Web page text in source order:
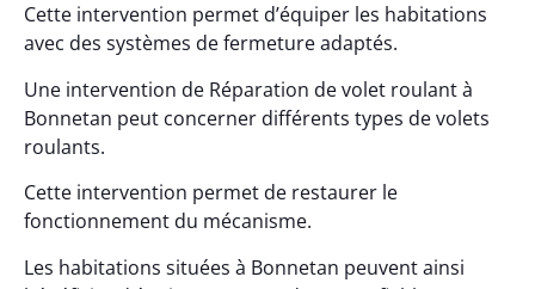
Cette intervention permet d’équiper les habitations
avec des systèmes de fermeture adaptés.
Une intervention de Réparation de volet roulant à
Bonnetan peut concerner différents types de volets
roulants.
Cette intervention permet de restaurer le
fonctionnement du mécanisme.
Les habitations situées à Bonnetan peuvent ainsi